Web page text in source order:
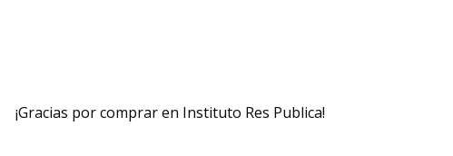
¡Gracias por comprar en Instituto Res Publica!